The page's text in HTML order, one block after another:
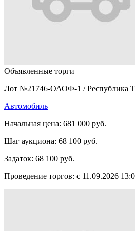
Объявленные торги
Лот №21746-ОАОФ-1 / Республика
Автомобиль
Начальная цена: 681 000 руб.
Шаг аукциона: 68 100 руб.
Задаток: 68 100 руб.
Проведение торгов: с 11.09.2026